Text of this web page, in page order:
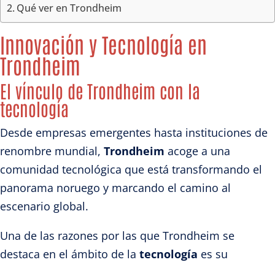
Qué ver en Trondheim
Innovación y Tecnología en
Trondheim
El vínculo de Trondheim con la
tecnología
Desde empresas emergentes hasta instituciones de
renombre mundial, Trondheim acoge a una
comunidad tecnológica que está transformando el
panorama noruego y marcando el camino al
escenario global.
Una de las razones por las que Trondheim se
destaca en el ámbito de la tecnología es su